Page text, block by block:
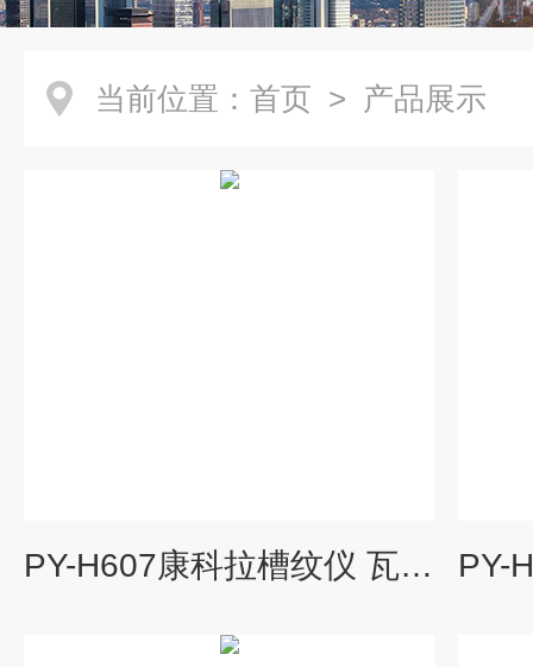
当前位置： 首页 > 产品展示
PY-H607康科拉槽纹仪 瓦楞芯纸起楞器